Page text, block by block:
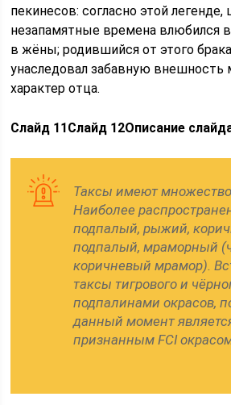
пекинесов: согласно этой легенде,
незапамятные времена влюбился в
в жёны; родившийся от этого
унаследовал забавную внешность
характер отца.
Слайд 11Слайд 12Описание
Таксы имеют множество
Наиболее
подпалый, рыжий,
подпалый, мраморный
коричневый мрамор).
таксы тигрового и
подпалинами окрасов,
данный момент
признанным FCI